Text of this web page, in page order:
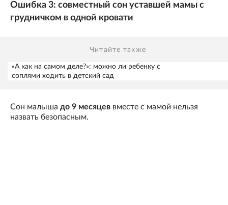
Ошибка 3: совместный сон уставшей мамы с
грудничком в одной кровати
Читайте также
«А как на самом деле?»: можно ли ребенку с
соплями ходить в детский сад
Сон малыша до 9 месяцев вместе с мамой нельзя
назвать безопасным.